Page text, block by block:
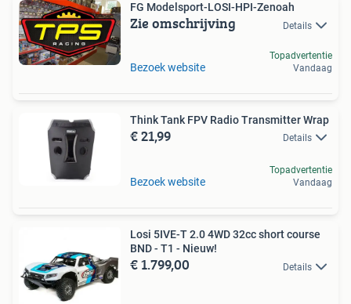
FG Modelsport-LOSI-HPI-Zenoah
Zie omschrijving Details
Bezoek website
Topadvertentie
Vandaag
Think Tank FPV Radio Transmitter Wrap
€ 21,99 Details
Bezoek website
Topadvertentie
Vandaag
Losi 5IVE-T 2.0 4WD 32cc short course
BND - T1 - Nieuw!
€ 1.799,00 Details